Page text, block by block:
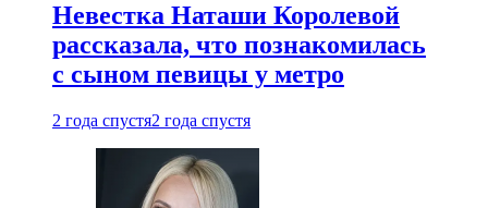
Невестка Наташи Королевой
рассказала, что познакомилась
с сыном певицы у метро
2 года спустя2 года спустя